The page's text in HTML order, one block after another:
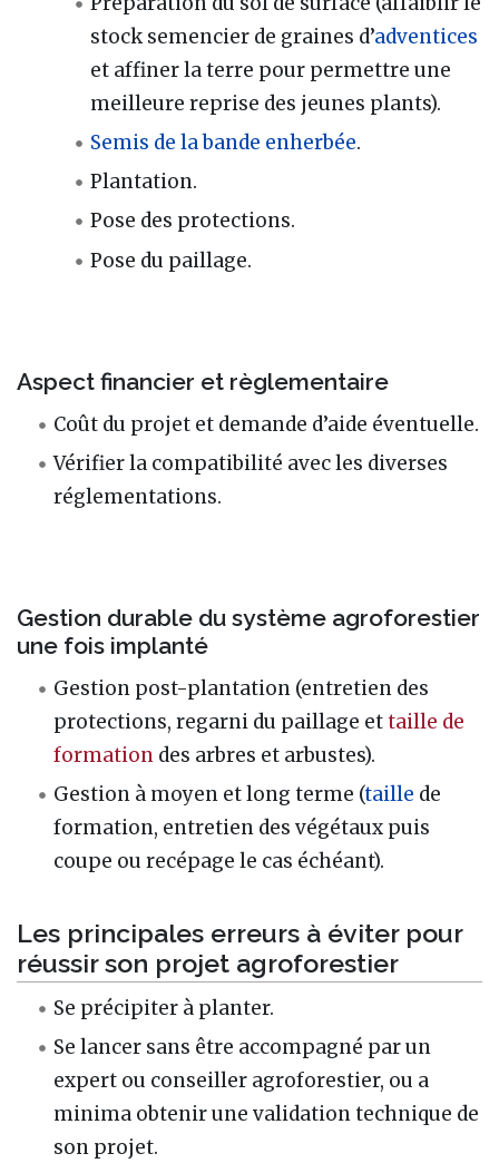
stock semencier de graines d’adventices
et affiner la terre pour permettre une
meilleure reprise des jeunes plants).
Semis de la bande enherbée.
Plantation.
Pose des protections.
Pose du paillage.
Aspect financier et règlementaire
Coût du projet et demande d’aide éventuelle.
Vérifier la compatibilité avec les diverses
réglementations.
Gestion durable du système agroforestier
une fois implanté
Gestion post-plantation (entretien des
protections, regarni du paillage ettaille de
formation des arbres et arbustes).
Gestion à moyen et long terme (taille de
formation, entretien des végétaux puis
coupe ou recépage le cas échéant).
Les principales erreurs à éviter pour
réussir son projet agroforestier
Se précipiter à planter.
Se lancer sans être accompagné par un
expert ou conseiller agroforestier, ou a
minima obtenir une validation technique de
son projet.